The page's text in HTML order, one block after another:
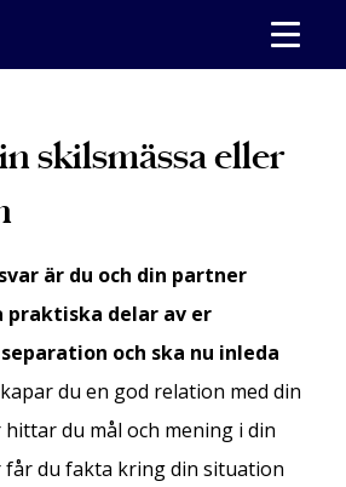
skilsmässa eller
är du och din partner
praktiska delar av er
och ska nu inleda
du en god relation med din
du mål och mening i din
får du fakta kring din situation